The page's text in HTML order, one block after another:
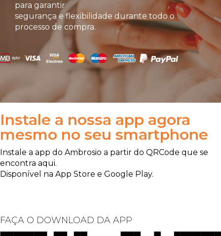
para garantir
segurança e flexibilidade durante todo o
processo de compra.
Instale a nossa app agora
mesmo no seu smartphone
Instale a app do Ambrosio a partir do QRCode que se
encontra aqui.
Disponível na App Store e Google Play.
FAÇA O DOWNLOAD DA APP